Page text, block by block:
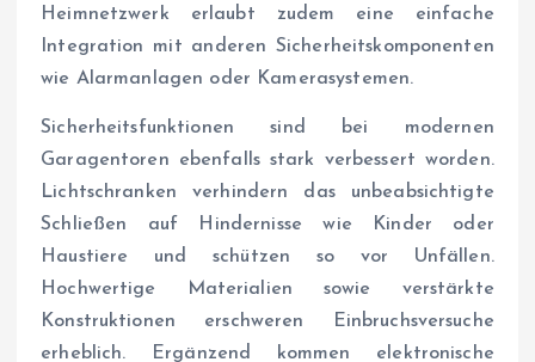
Heimnetzwerk erlaubt zudem eine einfache
Integration mit anderen Sicherheitskomponenten
wie Alarmanlagen oder Kamerasystemen.
Sicherheitsfunktionen sind bei modernen
Garagentoren ebenfalls stark verbessert worden.
Lichtschranken verhindern das unbeabsichtigte
Schließen auf Hindernisse wie Kinder oder
Haustiere und schützen so vor Unfällen.
Hochwertige Materialien sowie verstärkte
Konstruktionen erschweren Einbruchsversuche
erheblich. Ergänzend kommen elektronische